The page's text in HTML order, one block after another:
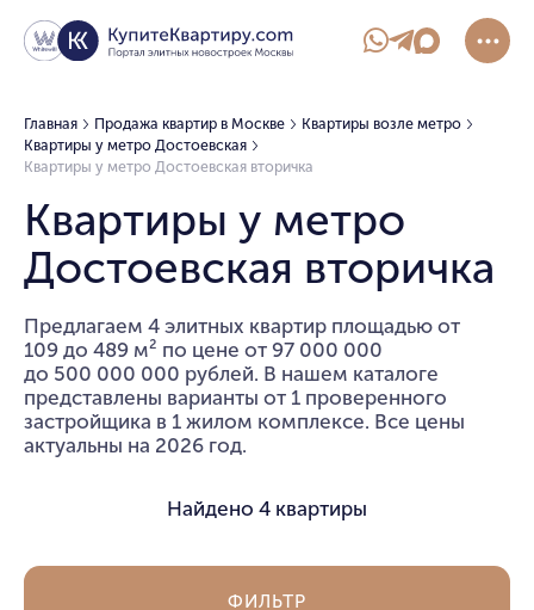
Главная Продажа квартир в Москве
Квартиры возле метро
Квартиры у метро Достоевская
Квартиры у метро Достоевская вторичка
Квартиры у метро
Достоевская вторичка
Предлагаем 4 элитных квартир площадью от
109 до 489 м² по цене от 97 000 000
до 500 000 000 рублей. В нашем каталоге
представлены варианты от 1 проверенного
застройщика в 1 жилом комплексе. Все цены
актуальны на 2026 год.
Найдено 4 квартиры
ФИЛЬТР